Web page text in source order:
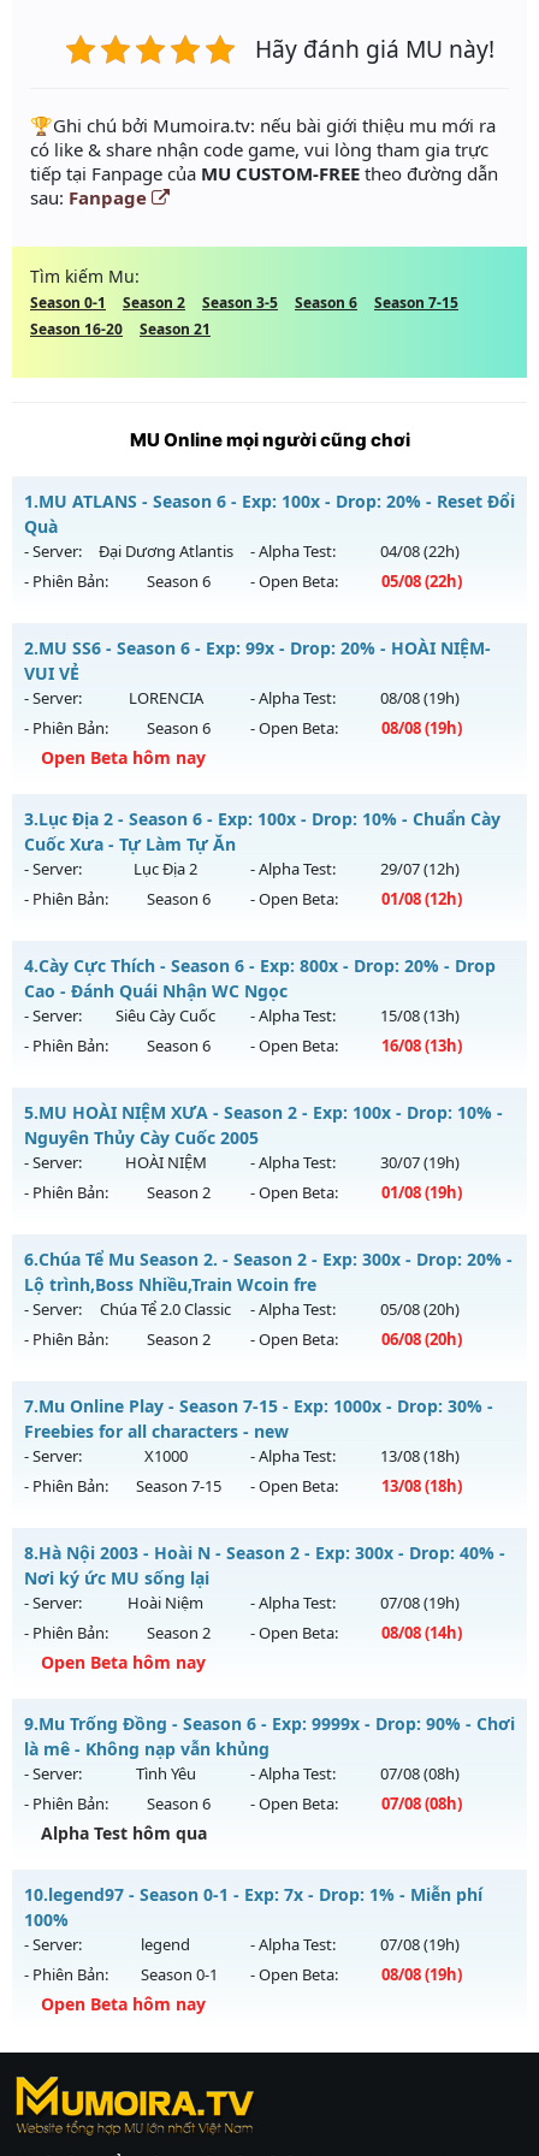
Hãy đánh giá MU này!
️🏆Ghi chú bởi Mumoira.tv: nếu bài giới thiệu mu mới ra
có like & share nhận code game, vui lòng tham gia trực
tiếp tại Fanpage của MU CUSTOM-FREE theo đường dẫn
sau: Fanpage
Tìm kiếm Mu:
Season 0-1 Season 2 Season 3-5 Season 6
Season 7-15
Season 16-20
Season 21
MU Online mọi người cũng chơi
1.MU ATLANS - Season 6 - Exp: 100x - Drop: 20% - Reset Đổi
Quà
- Server: Đại Dương Atlantis - Alpha Test: 04/08(22h)
- Phiên Bản:
Season 6 - Open Beta: 05/08(22h)
Mu mới ra tháng 08 2026 - Mở máy chủ
vào 22h ngày 05/08/2626
Exp: 100x - Drop: 20%
Kiểu reset: Reset In Game
Antihack: Shark
2.MU SS6 - Season 6 - Exp: 99x - Drop: 20% - HOÀI NIỆM-
VUI VẺ
- Server: LORENCIA - Alpha Test: 08/08(19h)
- Phiên Bản:
Season 6 - Open Beta: 08/08(19h)
Open Beta hôm nay
MU SS6 - HOÀI NIỆM-VUI VẺ
Mu mới ra tháng 08 2026 - Mở máy chủ
ngày 08/08/2626
Exp: 99x - Drop: 20%
Thể loại: Mu Nguyên bản Webzen
Antihack: OK
3.Lục Địa 2 - Season 6 - Exp: 100x - Drop: 10% - Chuẩn Cày
Cuốc Xưa - Tự Làm Tự Ăn
- Server: Lục Địa 2 - Alpha Test: 29/07(12h)
- Phiên Bản:
Season 6 - Open Beta: 01/08(12h)
Lục Địa 2 - Chuẩn Cày Cuốc Xưa - Tự Làm Tự Ăn
Mu mới ra tháng 08 2026 - Mở máy chủ
ngày 01/08/2626
Exp: 100x - Drop: 10%
Thể loại: Mu Nguyên bản Webzen
Antihack: Chống Hack
4.Cày Cực Thích - Season 6 - Exp: 800x - Drop: 20% - Drop
Cao - Đánh Quái Nhận WC Ngọc
- Server: Siêu Cày Cuốc - Alpha Test: 15/08(13h)
- Phiên Bản:
Season 6 - Open Beta: 16/08(13h)
Cày Cực Thích - Drop Cao - Đánh Quái Nhận WC Ngọc
Mu mới ra tháng 08 2026 - Mở máy chủ
13h ngày 16/08/2626
Exp: 800x - Drop: 20%
Thể loại: Mu Nguyên bản Webzen
Antihack: BDC
5.MU HOÀI NIỆM XƯA - Season 2 - Exp: 100x - Drop: 10% -
Nguyên Thủy Cày Cuốc 2005
- Server: HOÀI NIỆM - Alpha Test: 30/07(19h)
- Phiên Bản:
Season 2 - Open Beta: 01/08(19h)
MU HOÀI NIỆM XƯA - Nguyên Thủy Cày Cuốc 2005
Mu mới ra tháng 08 2026 - Mở máy chủ
ngày 01/08/2626
Exp: 100x - Drop: 10%
Thể loại: Mu Nguyên bản Webzen
Antihack: Phiên bản mới nhất
6.Chúa Tể Mu Season 2. - Season 2 - Exp: 300x - Drop: 20% -
Lộ trình,Boss Nhiều,Train Wcoin fre
- Server: Chúa Tể 2.0 Classic - Alpha Test: 05/08(20h)
- Phiên Bản:
Season 2 - Open Beta: 06/08(20h)
Chúa Tể Mu Season 2. - Lộ trình,Boss Nhiều,Train Wcoin fre
Mu mới ra tháng 08 2026 - Mở máy chủ
vào 20h ngày 06/08/2626
Exp: 300x - Drop: 20%
Thể loại: Mu Nguyên bản Webzen
Antihack: antihack
7.Mu Online Play - Season 7-15 - Exp: 1000x - Drop: 30% -
Freebies for all characters - new
- Server: X1000 - Alpha Test: 13/08(18h)
- Phiên Bản:
Season 7-15 - Open Beta: 13/08(18h)
Mu Online Play - Freebies for all characters - new
Mu mới ra tháng 08 2026 - Mở máy chủ
13/08/2626
Exp: 1000x - Drop: 30%
Kiểu reset: Reset In Game
Antihack: AntiShield
8.Hà Nội 2003 - Hoài N - Season 2 - Exp: 300x - Drop: 40% -
Nơi ký ức MU sống lại
- Server: Hoài Niệm - Alpha Test: 07/08(19h)
- Phiên Bản:
Season 2 - Open Beta: 08/08(14h)
Open Beta hôm nay
Hà Nội 2003 - Hoài N - Nơi ký ức MU sống lại
Mu mới ra tháng 08 2026 - Mở máy chủ
ngày 08/08/2626
Exp: 300x - Drop: 40%
Kiểu reset: Reset In Game
Antihack: UKG
9.Mu Trống Đồng - Season 6 - Exp: 9999x - Drop: 90% - Chơi
là mê - Không nạp vẫn khủng
- Server: Tình Yêu - Alpha Test: 07/08(08h)
- Phiên Bản:
Season 6 - Open Beta: 07/08(08h)
Alpha Test hôm qua
Mu Trống Đồng - Chơi là mê - Không nạp vẫn khủng
Mu mới ra tháng 08 2026 - Mở máy chủ
ngày 07/08/2626
Exp: 9999x - Drop: 90%
Kiểu reset: Reset In Game
Thể loại: Mu Nguyên bản Webzen
Antihack: ICMPROTECT ✅ 🔴 ✨ ⚡️
10.legend97 - Season 0-1 - Exp: 7x - Drop: 1% - Miễn phí
100%
- Server: legend - Alpha Test: 07/08(19h)
- Phiên Bản:
Season 0-1 - Open Beta: 08/08(19h)
Open Beta hôm nay
legend97 - Miễn phí 100%
Mu mới ra tháng 08 2026 - Mở máy chủ
ngày 08/08/2626
Exp: 7x - Drop: 1%
https://ktdb.net/ |789club
đổi thưởng
|Xôi Lạc